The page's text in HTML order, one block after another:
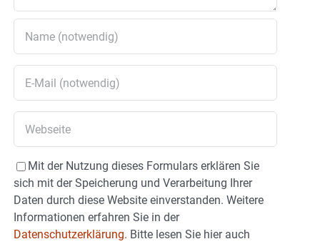
Mit der Nutzung dieses Formulars erklären Sie
sich mit der Speicherung und Verarbeitung Ihrer
Daten durch diese Website einverstanden. Weitere
Informationen erfahren Sie in der
Datenschutzerklärung. Bitte lesen Sie hier auch